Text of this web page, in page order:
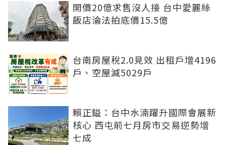
開價20億求售沒人接 台中愛麗絲
飯店淪法拍底價15.5億
台南房屋稅2.0見效 出租戶增4196
戶、空屋減5029戶
賴正鎰：台中水湳躍升國際會展新
核心 西屯前七月房市交易逆勢增
七成